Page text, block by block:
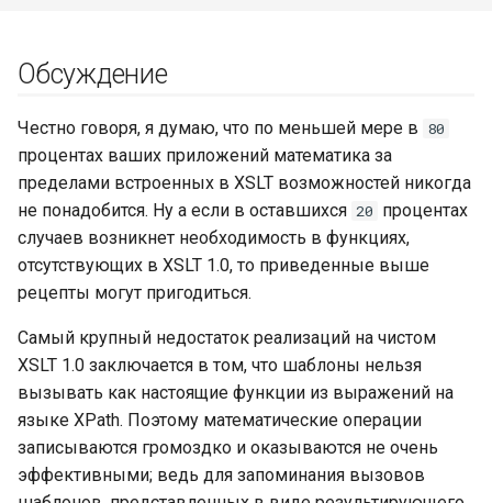
Обсуждение
Честно говоря, я думаю, что по меньшей мере в 80
процентах ваших приложений математика за
пределами встроенных в XSLT возможностей никогда
не понадобится. Ну а если в оставшихся 20 процентах
случаев возникнет необходимость в функциях,
отсутствующих в XSLT 1.0, то приведенные выше
рецепты могут пригодиться.
Самый крупный недостаток реализаций на чистом
XSLT 1.0 заключается в том, что шаблоны нельзя
вызывать как настоящие функции из выражений на
языке XPath. Поэтому математические операции
записываются громоздко и оказываются не очень
эффективными; ведь для запоминания вызовов